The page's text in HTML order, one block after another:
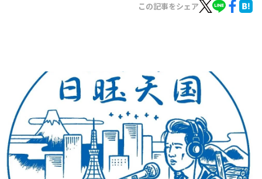
トピックス
TBS Podcast
お知らせ
イベント・グッズ
YouTube
会社情報
この記事をシェア